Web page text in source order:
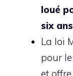
loué
six ans
La loi
pour
et